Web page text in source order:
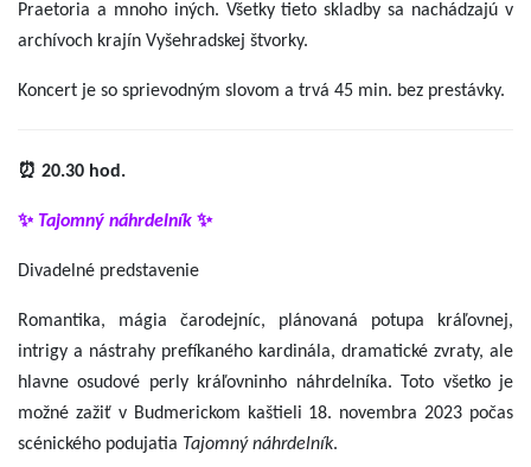
Praetoria a mnoho iných. Všetky tieto skladby sa nachádzajú v
archívoch krajín Vyšehradskej štvorky.
Koncert je so sprievodným slovom a trvá 45 min. bez prestávky.
⏰ 20.30 hod.
✨ Tajomný náhrdelník ✨
Divadelné predstavenie
Romantika, mágia čarodejníc, plánovaná potupa kráľovnej,
intrigy a nástrahy prefíkaného kardinála, dramatické zvraty, ale
hlavne osudové perly kráľovninho náhrdelníka. Toto všetko je
možné zažiť v Budmerickom kaštieli 18. novembra 2023 počas
scénického podujatia Tajomný náhrdelník.